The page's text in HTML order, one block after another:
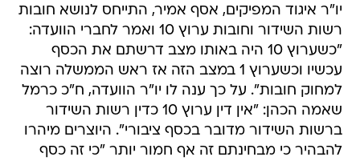
יו"ר איגוד המפיקים, אסף אמיר, התייחס לנושא חובות
רשות השידור וחובות ערוץ 10 ואמר לחברי הוועדה:
"כשערוץ 10 היה באותו מצב דרשתם את הכסף
עכשיו וכשערוץ 1 במצב הזה אז ראש הממשלה רוצה
למחוק חובות". על כך ענה לו יו"ר הוועדה, ח"כ כרמל
שאמה הכהן: "אין דין ערוץ 10 כדין רשות השידור 
ברשות השידור מדובר בכסף ציבורי". היוצרים מיהרו
להבהיר כי מבחינתם זה אף חמור יותר "כי זה כסף